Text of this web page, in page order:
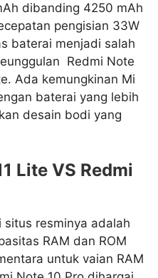
dibanding 4250 mAh
pengisian 33W
baterai menjadi salah
Redmi Note
Ada kemungkinan Mi
baterai yang lebih
desain bodi yang
Lite VS Redmi
situs resminya adalah
RAM dan ROM
untuk vaian RAM